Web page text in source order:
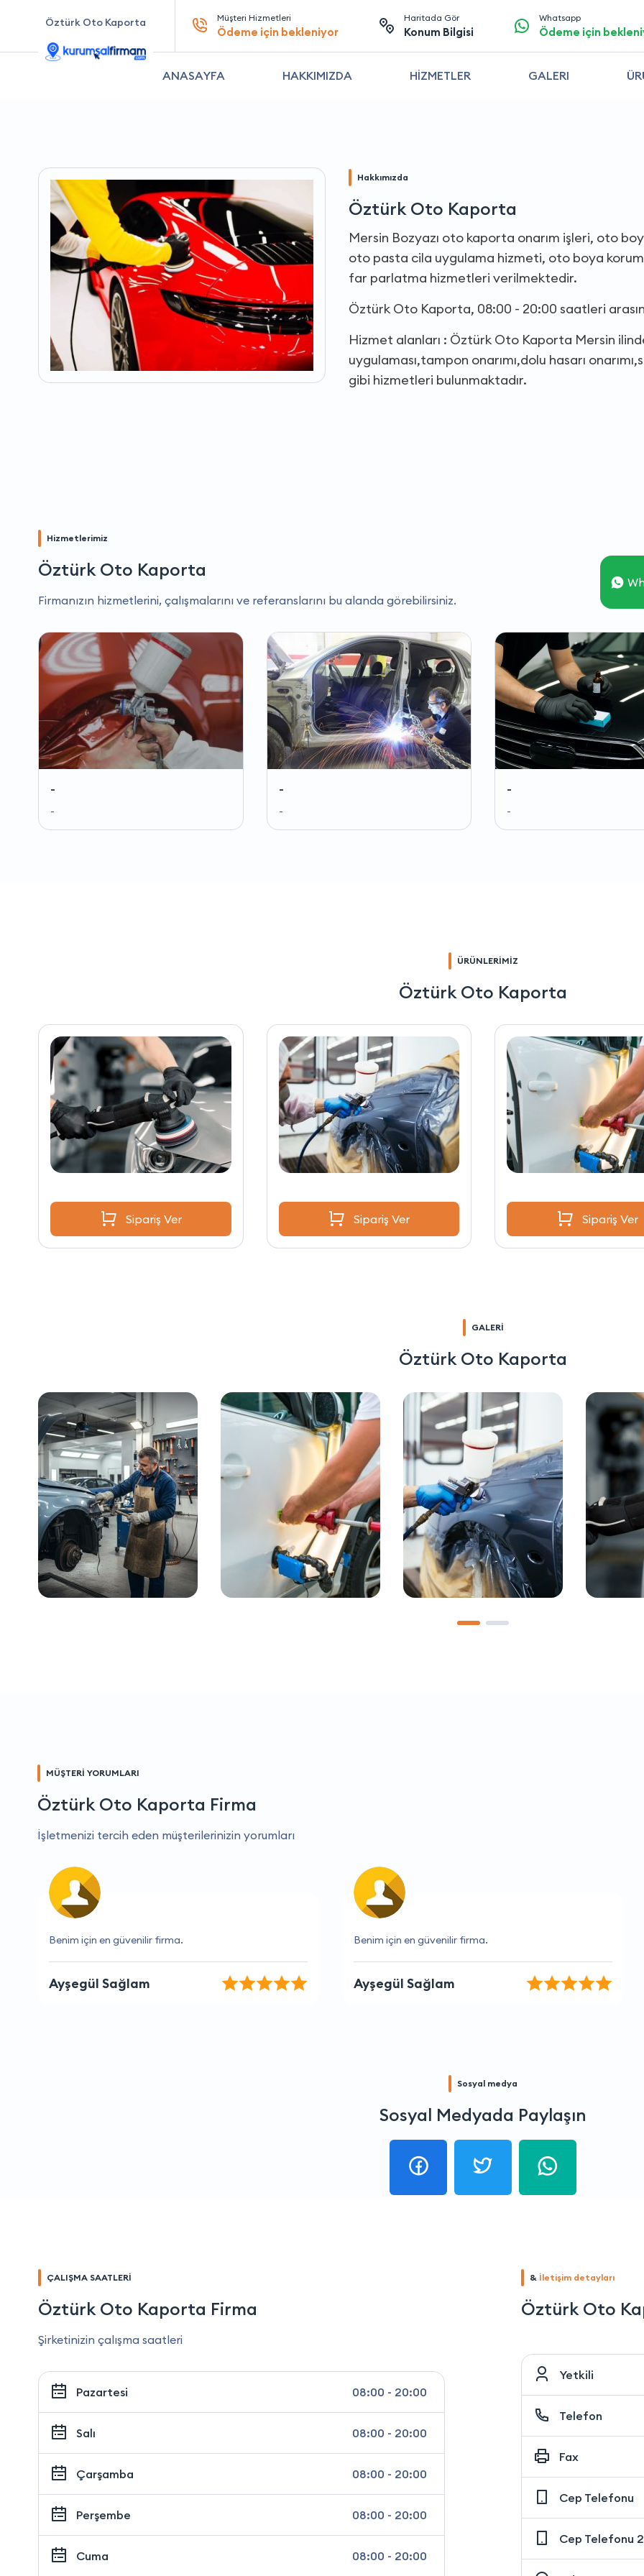
Öztürk Oto Kaporta Müşteri Hizmetleri
Ödeme için bekleniyor
Haritada Gör
Konum Bilgisi
Whatsapp
Ödeme için
ANASAYFA HAKKIMIZDA HİZMETLER GALERI
Hakkımızda
Öztürk Oto Kaporta
Mersin Bozyazı oto kaporta onarım işleri, oto
oto pasta cila uygulama hizmeti, oto boya
far parlatma hizmetleri verilmektedir.
Öztürk Oto Kaporta, 08:00 - 20:00 saatleri
Hizmet alanları : Öztürk Oto Kaporta Mersin
uygulaması,tampon onarımı,dolu hasarı
gibi hizmetleri bulunmaktadır.
Hizmetlerimiz
Öztürk Oto Kaporta
Firmanızın hizmetlerini, çalışmalarını ve referanslarını bu alanda görebilirsiniz.
-
-
-
-
-
-
ÜRÜNLERİMİZ
Öztürk Oto Kaporta
Sipariş Ver Sipariş Ver Sipariş Ver
GALERİ
Öztürk Oto Kaporta
MÜŞTERİ YORUMLARI
Öztürk Oto Kaporta Firma
İşletmenizi tercih eden müşterilerinizin yorumları
Benim için en güvenilir firma.
Ayşegül Sağlam
Kesinlikle tavsiye ederim, mükemmel hizmet.
Selen Yılmaz
Sosyal medya
Sosyal Medyada Paylaşın
ÇALIŞMA SAATLERİ
Öztürk Oto Kaporta Firma
Şirketinizin çalışma saatleri
Pazartesi 08:00 - 20:00
Salı 08:00 - 20:00
Çarşamba 08:00 - 20:00
Perşembe 08:00 - 20:00
Cuma 08:00 - 20:00
& İletişim detayları
Öztürk Oto
Yetkili
Telefon
Fax
Cep Telefonu
Cep Telefonu 2